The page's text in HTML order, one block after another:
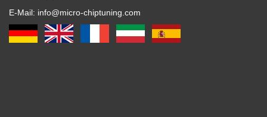
E-Mail: info@micro-chiptuning.com